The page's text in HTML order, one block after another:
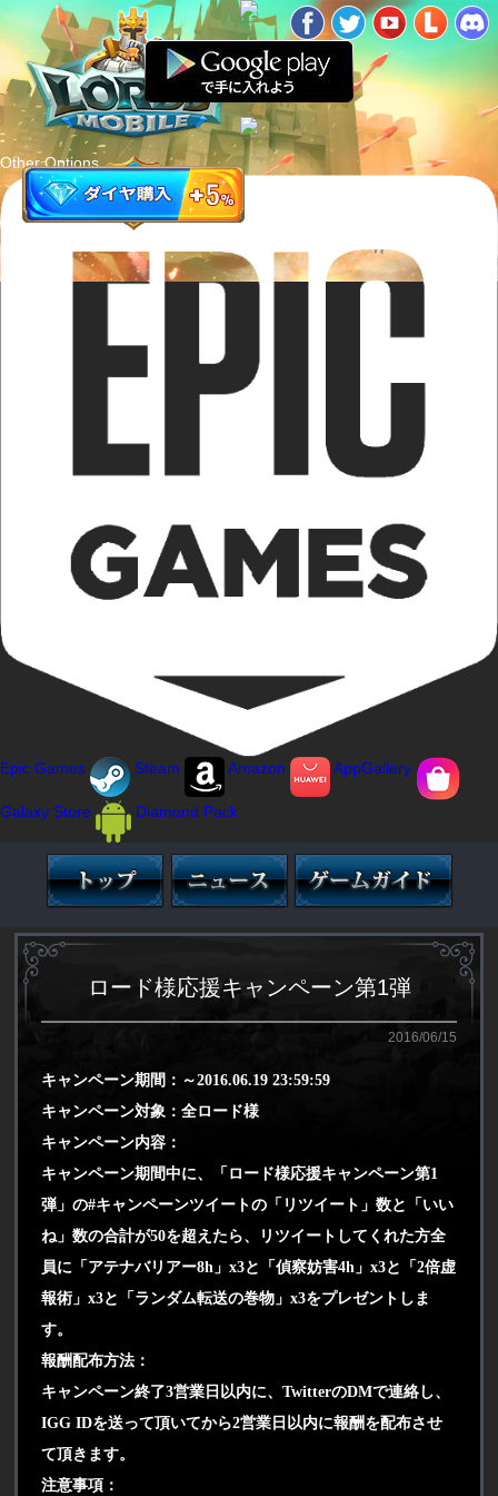
Other Options
Epic Games Steam Amazon AppGallery
Galaxy Store Diamond Pack
ロード様応援キャンペーン第1弾
2016/06/15
キャンペーン期間：～2016.06.19 23:59:59
キャンペーン対象：全ロード様
キャンペーン内容：
キャンペーン期間中に、「ロード様応援キャンペーン第1
弾」の#キャンペーンツイートの「リツイート」数と「いい
ね」数の合計が50を超えたら、リツイートしてくれた方全
員に「アテナバリアー8h」x3と「偵察妨害4h」x3と「2倍虚
報術」x3と「ランダム転送の巻物」x3をプレゼントしま
す。
報酬配布方法：
キャンペーン終了3営業日以内に、TwitterのDMで連絡し、
IGG IDを送って頂いてから2営業日以内に報酬を配布させ
て頂きます。
注意事項：